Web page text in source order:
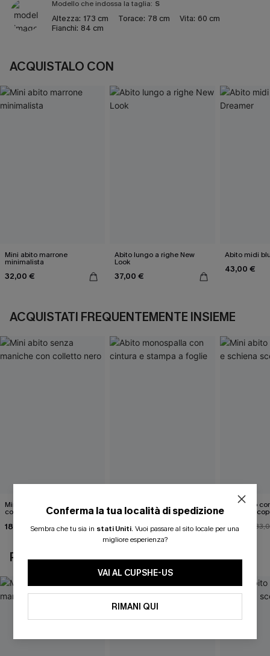
Modello che indossa la taglia: S
Altezza: 173 cm Torace: 78 cm Vita: 60 cm
Fianchi: 84 cm
ACQUISTALO CON
Mini abito marrone
minimalista
32,00 €
Abito lungo a righe New
Look
37,00 €
Abito midi
43,00 €
ACQUISTATI FREQUENTEMENTE INSIEME
Mini abito senza maniche
con colletto nero
18,90 €
cintura e stampa a foglie
26,90 €
Mini abito
schiena
26,00 €
POTREBBE INTERESSARTI ANCHE
Conferma la tua località di spedizione
Sembra che tu sia in stati Uniti. Vuoi passare al sito locale per una
migliore esperienza?
VAI AL CUPSHE-US
RIMANI QUI